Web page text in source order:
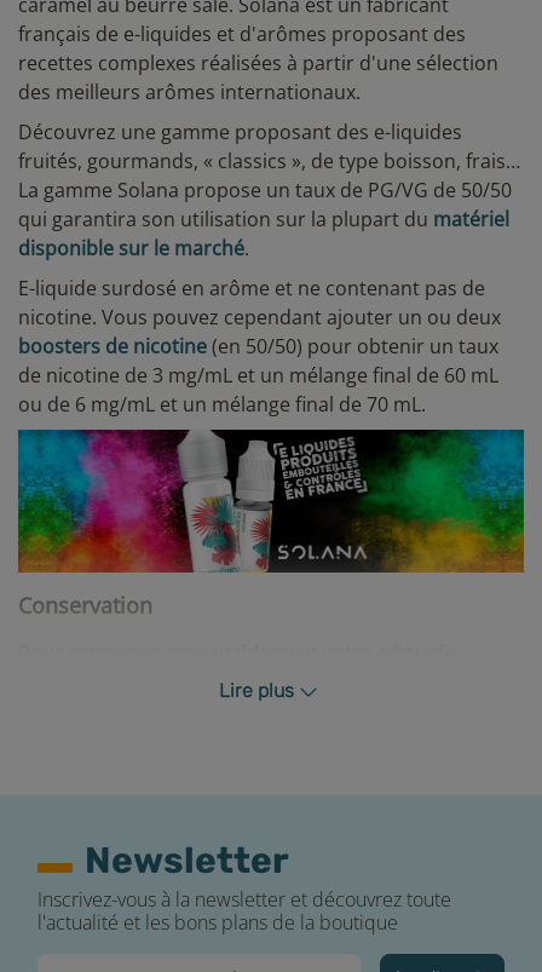
français de e-liquides et d'arômes proposant des
recettes complexes réalisées à partir d'une sélection
des meilleurs arômes internationaux.
Découvrez une gamme proposant des e-liquides
fruités, gourmands, « classics », de type boisson, frais…
La gamme Solana propose un taux de PG/VG de 50/50
qui garantira son utilisation sur la plupart du matériel
disponible sur le marché.
E-liquide surdosé en arôme et ne contenant pas de
nicotine. Vous pouvez cependant ajouter un ou deux
boosters de nicotine(en 50/50) pour obtenir un taux
de nicotine de 3 mg/mL et un mélange final de 60 mL
ou de 6 mg/mL et un mélange final de 70 mL.
Conservation
Brocéliande, nous vous conseillons de le ranger dans
un endroit sec et à l’abri de la lumière. Rebouchez
Lire plus
Newsletter
Inscrivez-vous à la newsletter et découvrez toute
l'actualité et les bons plans de la boutique